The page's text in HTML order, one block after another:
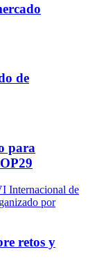
de
para
retos y